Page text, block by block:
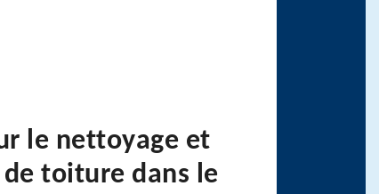
le nettoyage et
de toiture dans le